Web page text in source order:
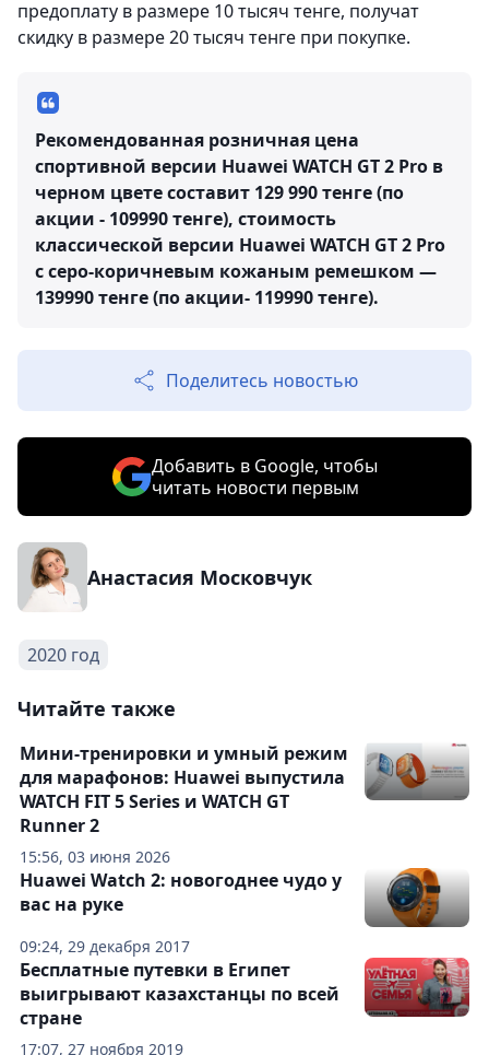
предоплату в размере 10 тысяч тенге, получат
скидку в размере 20 тысяч тенге при покупке.
Рекомендованная розничная цена
спортивной версии Huawei WATCH GT 2 Pro в
черном цвете составит 129 990 тенге (по
акции - 109990 тенге), стоимость
классической версии Huawei WATCH GT 2 Pro
с серо-коричневым кожаным ремешком —
139990 тенге (по акции- 119990 тенге).
Поделитесь новостью
Добавить в Google, чтобы
читать новости первым
Анастасия Московчук
2020 год
Читайте также
15:56, 03 июня 2026
Мини-тренировки и умный режим
для марафонов: Huawei выпустила
WATCH FIT 5 Series и WATCH GT
Runner 2
09:24, 29 декабря 2017
Huawei Watch 2: новогоднее чудо у
вас на руке
17:07, 27 ноября 2019
Бесплатные путевки в Египет
выигрывают казахстанцы по всей
стране